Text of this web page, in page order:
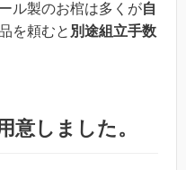
ル製のお棺は多くが自
を頼むと 別途組立手数
意しました。